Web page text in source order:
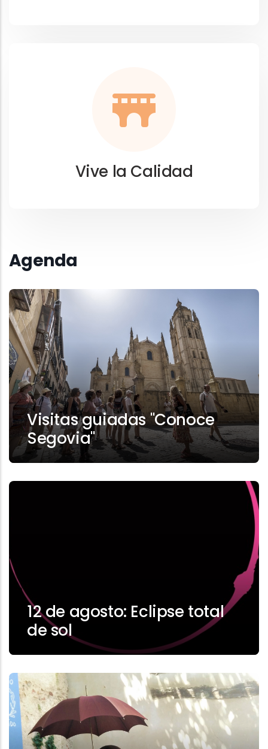
Vive la Calidad
Agenda
Visitas guiadas "Conoce
Segovia"
12 de agosto: Eclipse total
de sol